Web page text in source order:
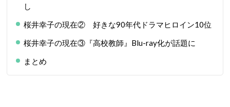
し
桜井幸子の現在② 好きな90年代ドラマヒロイン10位
桜井幸子の現在③『高校教師』Blu-ray化が話題に
まとめ